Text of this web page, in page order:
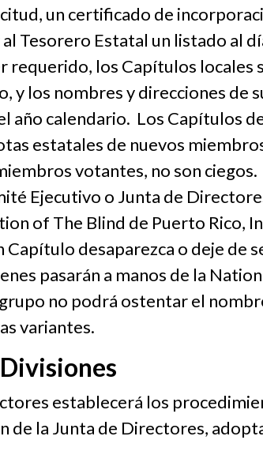
un certificado de
Tesorero Estatal un listado al
requerido, los Capítulos
y los nombres y direcciones de
año calendario. Los Capítulos
estatales de nuevos
votantes, no son
Ejecutivo o Junta de
of The Blind de Puerto Rico,
Capítulo desaparezca o deje
pasarán a manos de la
no podrá ostentar el
variantes.
establecerá los
de la Junta de Directores,